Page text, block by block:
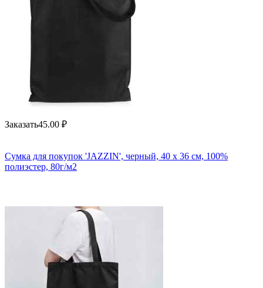
Заказать45.00 ₽
Сумка для покупок 'JAZZIN', черный, 40 x 36 см, 100%
полиэстер, 80г/м2